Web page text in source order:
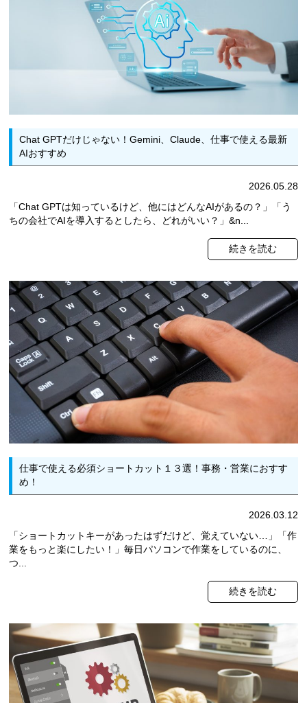
Chat GPTだけじゃない！Gemini、Claude、仕事で使える最新
AIおすすめ
2026.05.28
「Chat GPTは知っているけど、他にはどんなAIがあるの？」「う
ちの会社でAIを導入するとしたら、どれがいい？」&n...
続きを読む
仕事で使える必須ショートカット１３選！事務・営業におすす
め！
2026.03.12
「ショートカットキーがあったはずだけど、覚えていない…」「作
業をもっと楽にしたい！」毎日パソコンで作業をしているのに、
つ...
続きを読む